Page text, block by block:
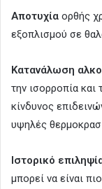
Αποτυχία ορθής
εξοπλισμού σε
Κατανάλωση
την ισορροπία
κίνδυνος
υψηλές
Ιστορικό
μπορεί να είναι